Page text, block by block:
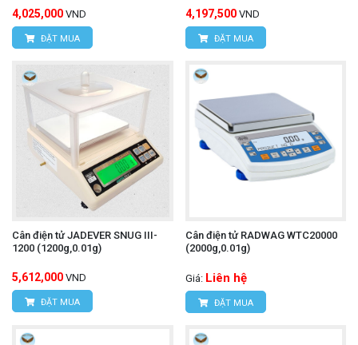
4,025,000 VND
ĐẶT MUA
4,197,500 VND
ĐẶT MUA
Cân điện tử JADEVER SNUG III-
1200 (1200g,0.01g)
5,612,000 VND
ĐẶT MUA
Cân điện tử RADWAG WTC20000
(2000g,0.01g)
Giá: Liên hệ
ĐẶT MUA